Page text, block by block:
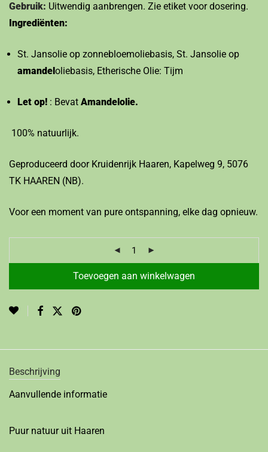
Gebruik: Uitwendig aanbrengen. Zie etiket voor dosering.
Ingrediënten:
St. Jansolie op zonnebloemoliebasis, St. Jansolie op
amandel oliebasis, Etherische Olie: Tijm
Let op! : Bevat Amandelolie.
100% natuurlijk.
Geproduceerd door Kruidenrijk Haaren, Kapelweg 9, 5076
TK HAAREN (NB).
Voor een moment van pure ontspanning, elke dag opnieuw.
Toevoegen aan winkelwagen
Beschrijving
Aanvullende informatie
Puur natuur uit Haaren